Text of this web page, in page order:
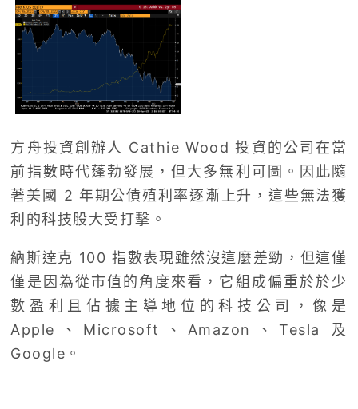
方舟投資創辦人 Cathie Wood 投資的公司在當
前指數時代蓬勃發展，但大多無利可圖。因此隨
著美國 2 年期公債殖利率逐漸上升，這些無法獲
利的科技股大受打擊。
納斯達克 100 指數表現雖然沒這麼差勁，但這僅
僅是因為從市值的角度來看，它組成偏重於於少
數盈利且佔據主導地位的科技公司，像是
Apple、Microsoft、Amazon、Tesla 及
Google。